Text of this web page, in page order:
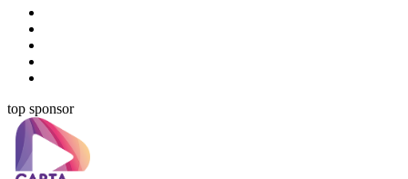
top sponsor